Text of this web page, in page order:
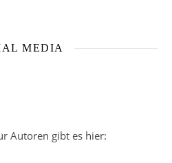
MEDIA
Autoren gibt es hier: